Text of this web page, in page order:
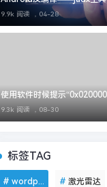
9.9k 阅读 ， 04-28
使用软件时候提示
9.3k 阅读 ， 08-30
标签TAG
# wordpress # 激光雷达